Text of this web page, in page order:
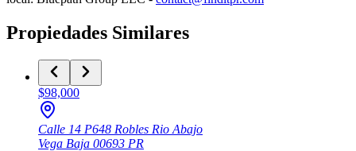
Propiedades Similares
$98,000
Calle 14 P648 Robles Rio Abajo
Vega Baja 00693 PR